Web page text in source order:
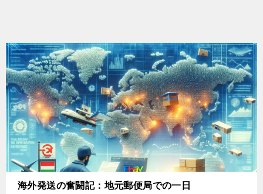
海外発送の奮闘記：地元郵便局での一日